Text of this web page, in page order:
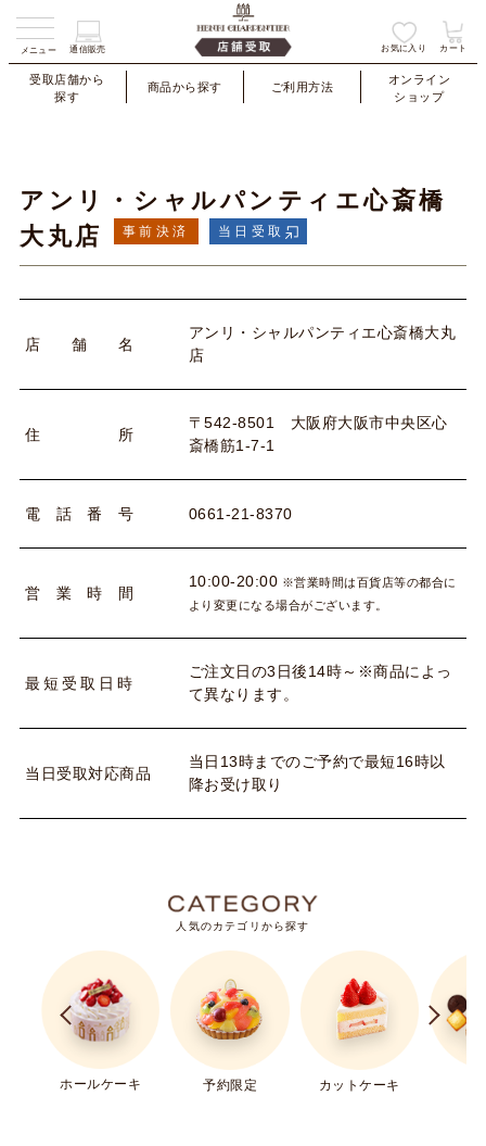
メニュー 通信販売 お気に入り カート
受取店舗から
探す
商品から探す ご利用方法
オンライン
ショップ
アンリ・シャルパンティエ心斎橋
大丸店
事前決済 当日受取
店 舗 名
アンリ・シャルパンティエ心斎橋大丸
店
住 所
〒542-8501 大阪府大阪市中央区心
斎橋筋1-7-1
電 話 番 号 0661-21-8370
営 業 時 間
10:00-20:00 ※営業時間は百貨店等の都合に
より変更になる場合がございます。
最短 受 取 日 時
ご注文日の3日後14時～※商品によっ
て異なります。
当 日受取対応商品
当日13時までのご予約で最短16時以
降お受け取り
人気のカテゴリから探す
ホールケーキ 予約限定 カットケーキ